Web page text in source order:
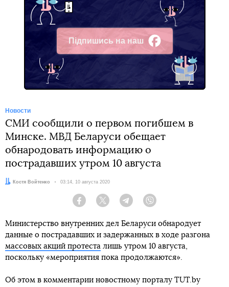
Підпишись на наш
Facebook
Новости
СМИ сообщили о первом погибшем в
Минске. МВД Беларуси обещает
обнародовать информацию о
пострадавших утром 10 августа
Автор:Костя Войтенко Дата:
03:14, 10 августа 2020
Facebook Twitter Telegram
Министерство внутренних дел Беларуси обнародует
данные о пострадавших и задержанных в ходе разгона
массовых акций протеста лишь утром 10 августа,
поскольку «мероприятия пока продолжаются».
Об этом в комментарии новостному порталу TUT.by